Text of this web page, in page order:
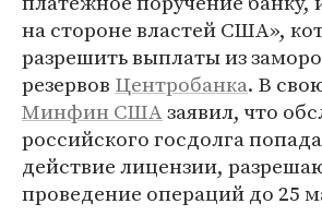
на стороне властей США»,
разрешить выплаты из
резервов Центробанка. В
Минфин СШАзаявил, что
российского госдолга
действие лицензии,
проведение операций до 25